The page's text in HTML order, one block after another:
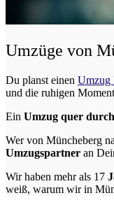
Umzüge von
Du planst einen Umzug
und die ruhigen
Ein Umzug quer
Wer von Müncheberg
Umzugspartner an
Wir haben mehr als 17
weiß, warum wir in